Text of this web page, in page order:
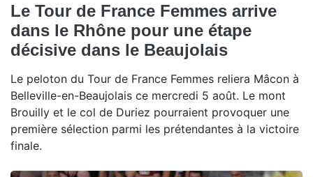
Le Tour de France Femmes arrive
dans le Rhône pour une étape
décisive dans le Beaujolais
Le peloton du Tour de France Femmes reliera Mâcon à
Belleville-en-Beaujolais ce mercredi 5 août. Le mont
Brouilly et le col de Duriez pourraient provoquer une
première sélection parmi les prétendantes à la victoire
finale.